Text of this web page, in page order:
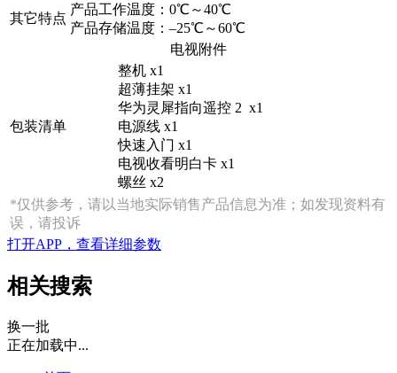
其它特点
产品工作温度：0℃～40℃
产品存储温度：–25℃～60℃
电视附件
包装清单
整机 x1
超薄挂架 x1
华为灵犀指向遥控 2 x1
电源线 x1
快速入门 x1
电视收看明白卡 x1
螺丝 x2
*仅供参考，请以当地实际销售产品信息为准；如发现资料有
误，请投诉
打开APP，查看详细参数
相关搜索
换一批
正在加载中...